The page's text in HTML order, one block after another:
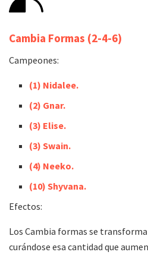
Cambia Formas (2-4-6)
Campeones:
(1) Nidalee.
(2) Gnar.
(3) Elise.
(3) Swain.
(4) Neeko.
(10) Shyvana.
Efectos:
Los Cambia formas se
curándose esa cantidad que